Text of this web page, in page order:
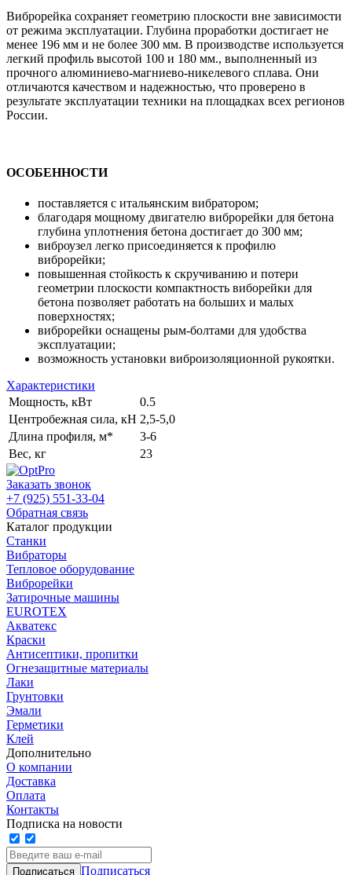
Виброрейка сохраняет геометрию плоскости вне зависимости
от режима эксплуатации. Глубина проработки достигает не
менее 196 мм и не более 300 мм. В производстве используется
легкий профиль высотой 100 и 180 мм., выполненный из
прочного алюминиево-магниево-никелевого сплава. Они
отличаются качеством и надежностью, что проверено в
результате эксплуатации техники на площадках всех регионов
России.
ОСОБЕННОСТИ
поставляется с итальянским вибратором;
благодаря мощному двигателю виброрейки для бетона
глубина уплотнения бетона достигает до 300 мм;
виброузел легко присоединяется к профилю
виброрейки;
повышенная стойкость к скручиванию и потери
геометрии плоскости компактность виборейки для
бетона позволяет работать на больших и малых
поверхностях;
виброрейки оснащены рым-болтами для удобства
эксплуатации;
возможность установки виброизоляционной рукоятки.
Характеристики
Мощность, кВт
0.5
Центробежная сила, кН 2,5-5,0
Длина профиля, м*
3-6
Вес, кг
23
Заказать звонок
+7 (925) 551-33-04
Обратная связь
Каталог продукции
Станки
Вибраторы
Тепловое оборудование
Виброрейки
Затирочные машины
EUROTEX
Акватекс
Краски
Антисептики, пропитки
Огнезащитные материалы
Лаки
Грунтовки
Эмали
Герметики
Клей
Дополнительно
О компании
Доставка
Оплата
Контакты
Подписка на новости
Подписаться